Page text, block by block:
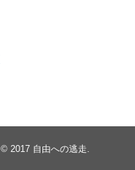
© 2017 自由への逃走